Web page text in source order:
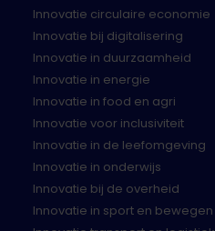
Innovatie circulaire economie
Innovatie bij digitalisering
Innovatie in duurzaamheid
Innovatie in energie
Innovatie in food en agri
Innovatie voor inclusiviteit
Innovatie in de leefomgeving
Innovatie in onderwijs
Innovatie bij de overheid
Innovatie in sport en bewegen